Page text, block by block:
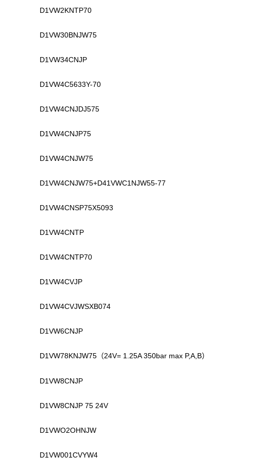
D1VW2KNTP70
D1VW30BNJW75
D1VW34CNJP
D1VW4C5633Y-70
D1VW4CNJDJ575
D1VW4CNJP75
D1VW4CNJW75
D1VW4CNJW75+D41VWC1NJW55-77
D1VW4CNSP75X5093
D1VW4CNTP
D1VW4CNTP70
D1VW4CVJP
D1VW4CVJWSXB074
D1VW6CNJP
D1VW78KNJW75（24V= 1.25A 350bar max P,A,B）
D1VW8CNJP
D1VW8CNJP 75 24V
D1VWO2OHNJW
D1VW001CVYW4